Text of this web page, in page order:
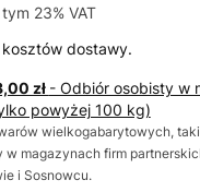
23% VAT
23% VAT
dostawy.
zł - Odbiór osobisty w
powyżej 100 kg)
wielkogabarytowych,
magazynach firm
i Sosnowcu.